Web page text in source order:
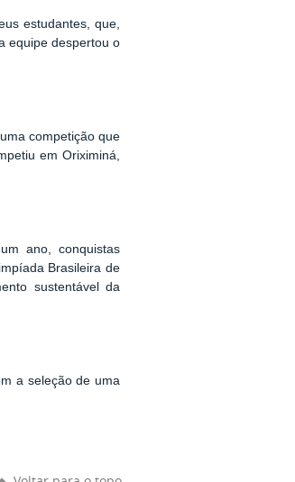
estudantes, que,
equipe despertou o
competição que
em Oriximiná,
ano, conquistas
Brasileira de
sustentável da
a seleção de uma